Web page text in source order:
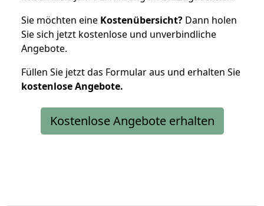
Sie möchten eine Kostenübersicht? Dann holen
Sie sich jetzt kostenlose und unverbindliche
Angebote.
Füllen Sie jetzt das Formular aus und erhalten Sie
kostenloseAngebote.
Kostenlose Angebote erhalten